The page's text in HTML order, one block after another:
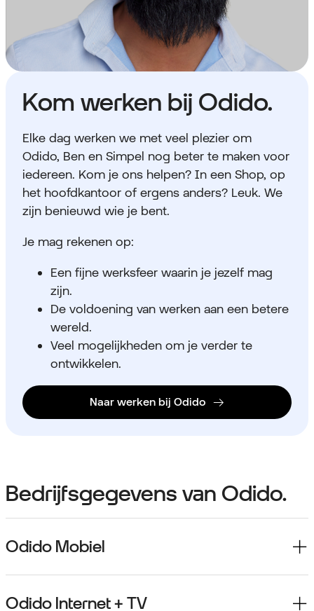
Kom werken bij Odido.
Elke dag werken we met veel plezier om
Odido, Ben en Simpel nog beter te maken voor
iedereen. Kom je ons helpen? In een Shop, op
het hoofdkantoor of ergens anders? Leuk. We
zijn benieuwd wie je bent.
Je mag rekenen op:
Een fijne werksfeer waarin je jezelf mag
zijn.
De voldoening van werken aan een betere
wereld.
Veel mogelijkheden om je verder te
ontwikkelen.
Naar werken bij Odido
Bedrijfsgegevens van Odido.
Odido Mobiel
Odido Internet + TV